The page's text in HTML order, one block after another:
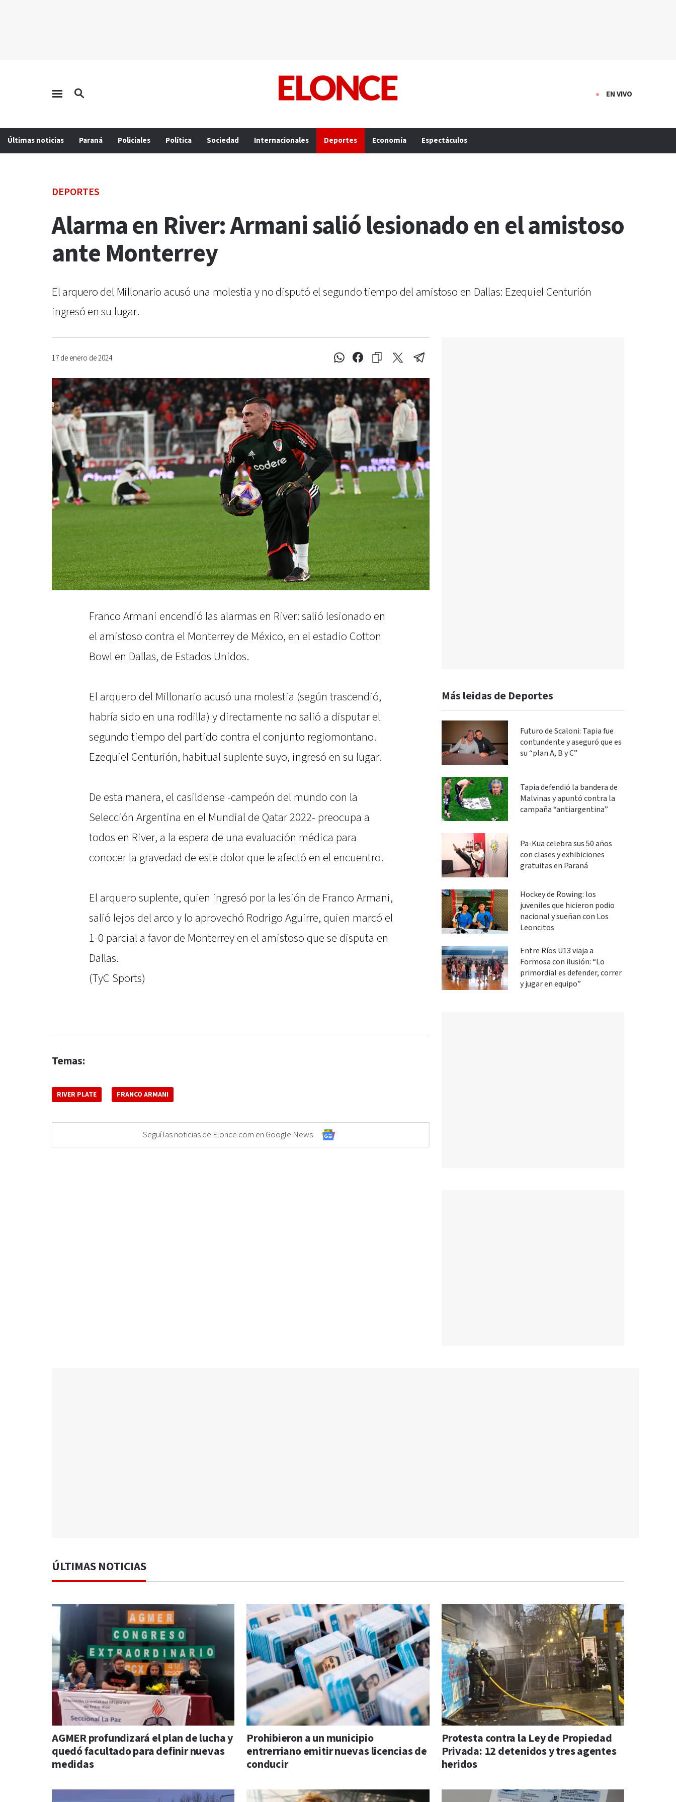
EN VIVO
Últimas noticias Paraná Policiales Política Sociedad Internacionales Deportes Economía Espectáculos
DEPORTES
Alarma en River: Armani salió lesionado en el amistoso
ante Monterrey
El arquero del Millonario acusó una molestia y no disputó el segundo tiempo del amistoso en Dallas: Ezequiel Centurión
ingresó en su lugar.
17 de enero de 2024
Franco Armani encendió las alarmas en River: salió lesionado en
el amistoso contra el Monterrey de México, en el estadio Cotton
Bowl en Dallas, de Estados Unidos.
El arquero del Millonario acusó una molestia (según trascendió,
habría sido en una rodilla) y directamente no salió a disputar el
segundo tiempo del partido contra el conjunto regiomontano.
Ezequiel Centurión, habitual suplente suyo, ingresó en su lugar.
De esta manera, el casildense -campeón del mundo con la
Selección Argentina en el Mundial de Qatar 2022- preocupa a
todos en River, a la espera de una evaluación médica para
conocer la gravedad de este dolor que le afectó en el encuentro.
El arquero suplente, quien ingresó por la lesión de Franco Armani,
salió lejos del arco y lo aprovechó Rodrigo Aguirre, quien marcó el
1-0 parcial a favor de Monterrey en el amistoso que se disputa en
Dallas.
(TyC Sports)
Temas:
RIVER PLATE FRANCO ARMANI
Seguí las noticias de Elonce.com en Google News
Más leidas de Deportes
Futuro de Scaloni: Tapia fue
contundente y aseguró que es
su “plan A, B y C”
Tapia defendió la bandera de
Malvinas y apuntó contra la
campaña “antiargentina”
Pa-Kua celebra sus 50 años
con clases y exhibiciones
gratuitas en Paraná
Hockey de Rowing: los
juveniles que hicieron podio
nacional y sueñan con Los
Leoncitos
Entre Ríos U13 viaja a
Formosa con ilusión: “Lo
primordial es defender, correr
y jugar en equipo”
ÚLTIMAS NOTICIAS
AGMER profundizará el plan de lucha y
quedó facultado para definir nuevas
medidas
Prohibieron a un municipio
entrerriano emitir nuevas licencias de
conducir
Protesta contra la Ley de Propiedad
Privada: 12 detenidos y tres agentes
heridos